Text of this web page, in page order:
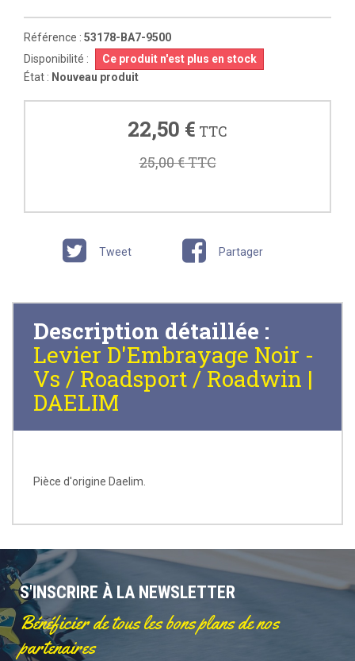
Référence : 53178-BA7-9500
Disponibilité :
Ce produit n'est plus en stock
État : Nouveau produit
22,50 € TTC
25,00 €TTC
Tweet Partager
Description détaillée :
Levier D'Embrayage Noir -
Vs / Roadsport / Roadwin |
DAELIM
Pièce d'origine Daelim.
S'INSCRIRE À LA NEWSLETTER
Bénéficier de tous les bons plans de nos
partenaires